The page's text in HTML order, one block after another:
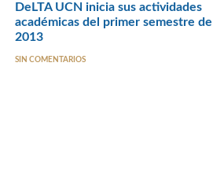
DeLTA UCN inicia sus actividades
académicas del primer semestre de
2013
SIN COMENTARIOS